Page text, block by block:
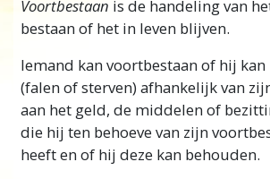
Normaal advies bestaat vandaag
maar uit “groeien en leren” van
ervaring. Maar dat helpt niet en
wat je nou echt kuntdoen
En wat nu als de dingen heel
te gaan – hoe kun je je succes
Voortbestaan is de handeling van
bestaan of het in leven blijven.
Iemand kan voortbestaan of hij
(falen of sterven) afhankelijk van
aan het geld, de middelen of
die hij ten behoeve van zijn
heeft en of hij deze kan behouden.